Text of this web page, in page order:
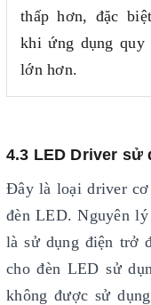
thấp hơn, đặc
khi ứng dụng quy
lớn hơn.
4.3 LED Driver sử
Đây là loại driver cơ
đèn LED. Nguyên
là sử dụng điện trở
cho đèn LED sử
không được sử